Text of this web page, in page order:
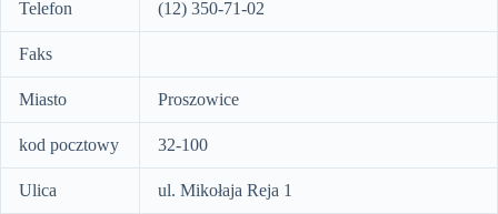
Telefon (12) 350-71-02
Faks
Miasto Proszowice
kod pocztowy 32-100
Ulica ul. Mikołaja Reja 1